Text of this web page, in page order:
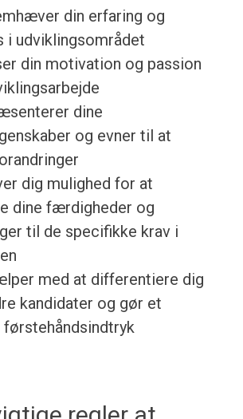
din erfaring og
i udviklingsområdet
din motivation og passion
dine
og evner til at
dig mulighed for at
dine færdigheder og
til de specifikke krav i
med at differentiere dig
kandidater og gør et